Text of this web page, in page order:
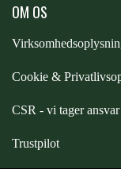
OM OS
Cookie &
CSR - vi tager ansvar
Trustpilot